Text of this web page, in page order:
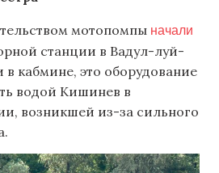
мотопомпы начали
станции в Вадул-луй-
в кабмине, это оборудование
водой Кишинев в
возникшей из-за сильного